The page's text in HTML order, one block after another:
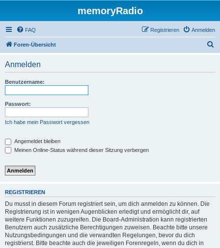
memoryRadio
FAQ Anmelden
Registrieren
Foren-Übersicht
Anmelden
Benutzername:
Passwort:
Ich habe mein Passwort vergessen
Angemeldet bleiben
Meinen Online-Status während dieser Sitzung verbergen
REGISTRIEREN
Du musst in diesem Forum registriert sein, um dich anmelden zu können. Die
Registrierung ist in wenigen Augenblicken erledigt und ermöglicht dir, auf
weitere Funktionen zuzugreifen. Die Board-Administration kann registrierten
Benutzern auch zusätzliche Berechtigungen zuweisen. Beachte bitte unsere
Nutzungsbedingungen und die verwandten Regelungen, bevor du dich
registrierst. Bitte beachte auch die jeweiligen Forenregeln, wenn du dich in